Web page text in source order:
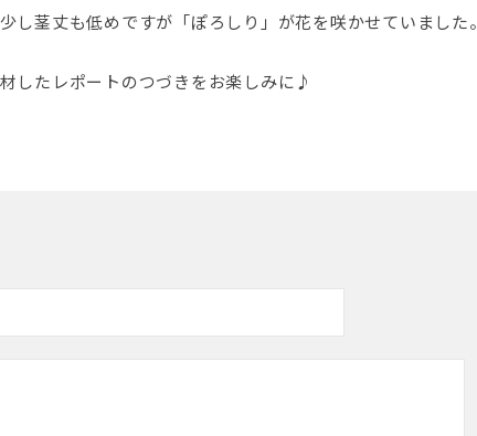
し茎丈も低めですが「ぽろしり」が花を咲かせていました。
したレポートのつづきをお楽しみに♪